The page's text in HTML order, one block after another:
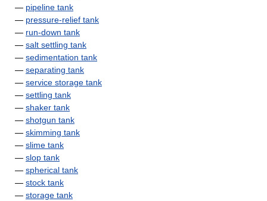
— pipeline tank
— pressure-relief tank
— run-down tank
— salt settling tank
— sedimentation tank
— separating tank
— service storage tank
— settling tank
— shaker tank
— shotgun tank
— skimming tank
— slime tank
— slop tank
— spherical tank
— stock tank
— storage tank